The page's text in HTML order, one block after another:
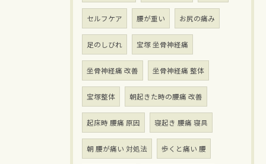
セルフケア 腰が重い お尻の痛み
足のしびれ 宝塚 坐骨神経痛
坐骨神経痛 改善 坐骨神経痛 整体
宝塚整体 朝起きた時の腰痛 改善
起床時 腰痛 原因 寝起き 腰痛 寝具
朝 腰が痛い 対処法 歩くと痛い 腰